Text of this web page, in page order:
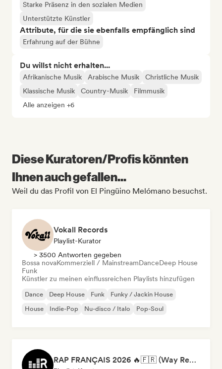
Starke Präsenz in den sozialen Medien
Unterstützte Künstler
Attribute, für die sie ebenfalls empfänglich sind
Erfahrung auf der Bühne
Du willst nicht erhalten...
Afrikanische Musik Arabische Musik
Christliche Musik
Klassische Musik
Country-Musik
Filmmusik
Alle anzeigen +6
Diese Kuratoren/Profis könnten
Ihnen auch gefallen...
Weil du das Profil von El Pingüino Melómano besuchst.
Vokall Records
Playlist-Kurator
> 3500 Antworten gegeben
Bossa novaKommerziell / MainstreamDanceDeep House
Funk
Künstler zu meinen einflussreichen Playlists hinzufügen
Dance Deep House Funk
Funky / Jackin House
House
Indie-Pop Nu-disco / Italo Pop-Soul
RAP FRANÇAIS 2026 🔥🇫🇷 (Way Records)